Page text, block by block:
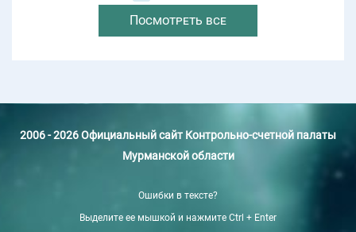
Посмотреть все
2006 - 2026 Официальный сайт Контрольно-счетной палаты
Мурманской области
Ошибки в тексте?
Выделите ее мышкой и нажмите Ctrl + Enter